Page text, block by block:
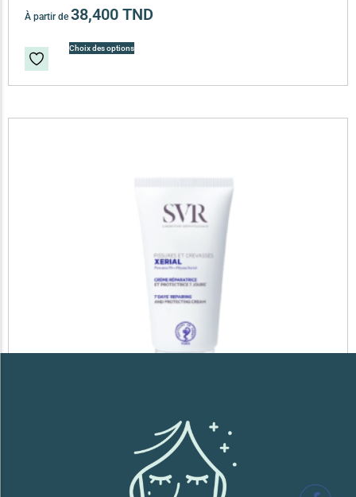
SVR XERIAL FISSURES ET CREVASSES
À partir de 38,400 TND
Choix des options